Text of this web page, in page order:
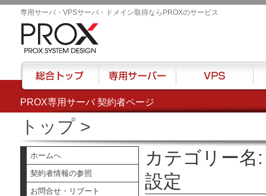
PROX専用サーバ 契約者ページ
専用サーバ・VPSサーバ・ドメイン取得ならPROXのサービス
トップ>
ホームへ
契約者情報の参照
お問合せ・リブート
カテゴリー
設定
総合トップ 専用サーバー VPS ハ